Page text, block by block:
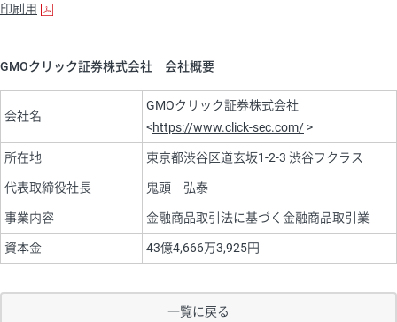
印刷用
GMOクリック証券株式会社 会社概要
会社名
GMOクリック証券株式会社
<https://www.click-sec.com/ >
所在地 東京都渋谷区道玄坂1-2-3 渋谷フクラス
代表取締役社長 鬼頭 弘泰
事業内容 金融商品取引法に基づく金融商品取引業
資本金 43億4,666万3,925円
一覧に戻る